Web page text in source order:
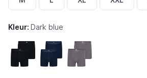
Kleur: Dark blue
Zwart Marineblauw
Grijs